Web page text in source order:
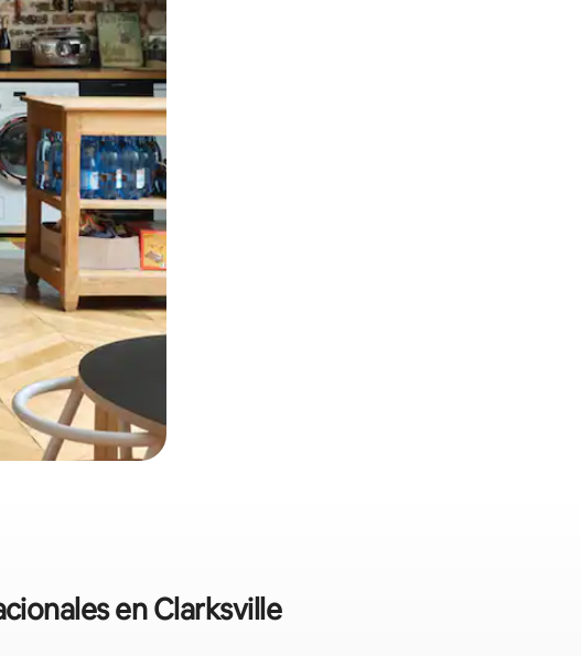
abajo, o bien tocando y deslizando la pantalla.
en Clarksville